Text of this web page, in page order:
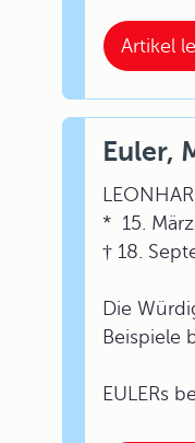
Artikel
Euler,
* 15.
† 18.
Die
Beispiele
EULERs